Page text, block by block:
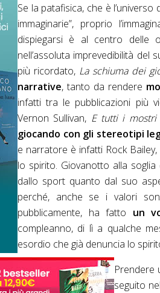
Se la patafisica, che è
immaginarie”, proprio
dispiegarsi è al centro delle
nell’assoluta imprevedibilità del
più ricordato, La schiuma dei
narrative, tanto da rendere
infatti tra le pubblicazioni più
Vernon Sullivan, E tutti i mostri
giocando con gli stereotipi
e narratore è infatti Rock
lo spirito. Giovanotto alla
dallo sport quanto dal suo
perché, anche se i valori
pubblicamente, ha fatto un
compleanno, di lì a qualche
esordio che già denuncia lo
Prendere
seguito